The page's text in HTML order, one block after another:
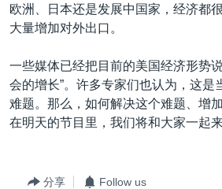
欧洲、日本还是发展中国家，经济都
大量增加对外出口。
一些媒体已经把目前的美国经济形势
会的增长”。许多专家们也认为，这是
难题。那么，如何解决这个难题、增
在明天的节目里，我们将和大家一起
分享 Follow us